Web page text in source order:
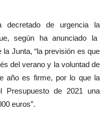
decretado de urgencia la
según ha anunciado la
la Junta, “la previsión es que
del verano y la voluntad de
año es firme, por lo que la
Presupuesto de 2021 una
euros”.